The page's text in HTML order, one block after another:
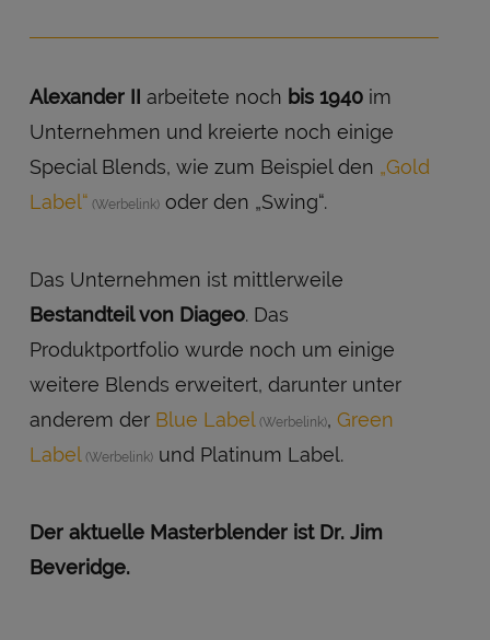
Alexander II arbeitete noch bis 1940im
Unternehmen und kreierte noch einige
Special Blends, wie zum Beispiel den „Gold
Label“
oder den „Swing“.
Das Unternehmen ist mittlerweile
Bestandteil von Diageo. Das
Produktportfolio wurde noch um einige
weitere Blends erweitert, darunter unter
anderem der Blue Label , Green
Label
und Platinum Label.
Der aktuelle Masterblender ist Dr. Jim
Beveridge.